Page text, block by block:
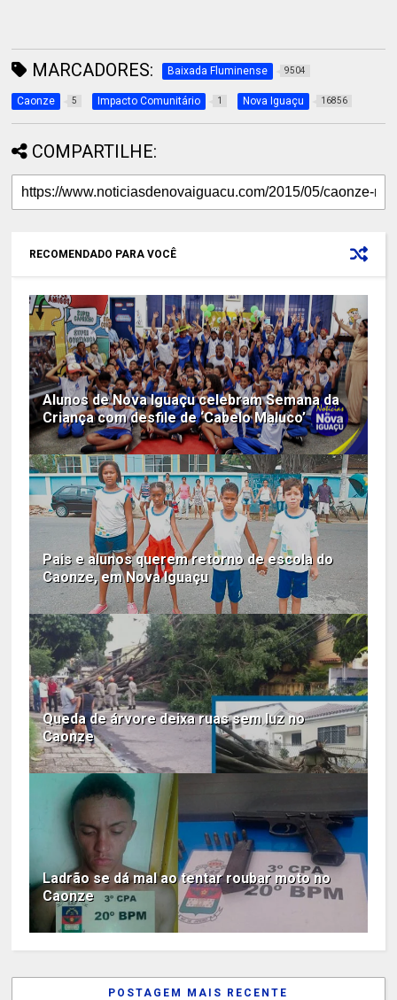
MARCADORES: Baixada Fluminense 9504
Caonze 5 Impacto Comunitário 1 Nova Iguaçu 16856
COMPARTILHE:
RECOMENDADO PARA VOCÊ
Alunos de Nova Iguaçu celebram Semana da
Criança com desfile de ‘Cabelo Maluco’
Pais e alunos querem retorno de escola do
Caonze, em Nova Iguaçu
Queda de árvore deixa ruas sem luz no
Caonze
Ladrão se dá mal ao tentar roubar moto no
Caonze
POSTAGEM MAIS RECENTE